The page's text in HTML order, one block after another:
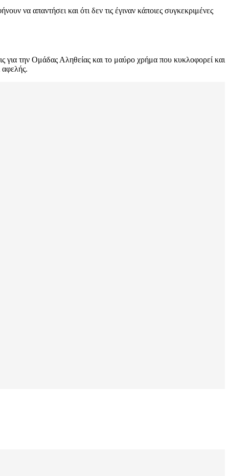
να απαντήσει και ότι δεν τις έγιναν κάποιες συγκεκριμένες
την Ομάδας Αληθείας και το μαύρο χρήμα που κυκλοφορεί και
αφελής.